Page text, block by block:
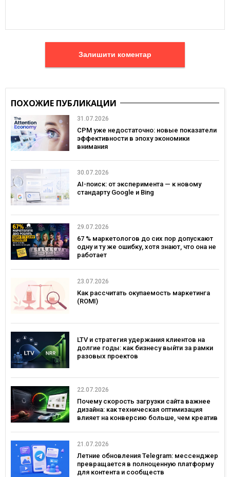
Залишити коментар
ПОХОЖИЕ ПУБЛИКАЦИИ
31.07.2026
CPM уже недостаточно: новые показатели
эффективности в эпоху экономики
внимания
30.07.2026
AI-поиск: от эксперимента — к новому
стандарту Google и Bing
29.07.2026
67 % маркетологов до сих пор допускают
одну и ту же ошибку, хотя знают, что она не
работает
23.07.2026
Как рассчитать окупаемость маркетинга
(ROMI)
LTV и стратегия удержания клиентов на
долгие годы: как бизнесу выйти за рамки
разовых проектов
22.07.2026
Почему скорость загрузки сайта важнее
дизайна: как техническая оптимизация
влияет на конверсию больше, чем креатив
21.07.2026
Летние обновления Telegram: мессенджер
превращается в полноценную платформу
для контента и сообществ